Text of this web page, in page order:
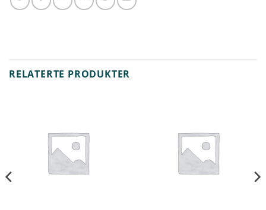
RELATERTE PRODUKTER